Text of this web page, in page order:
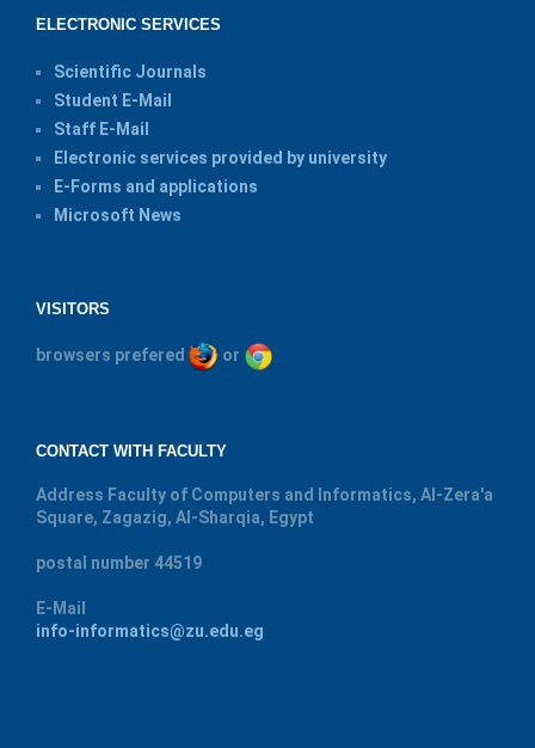
ELECTRONIC SERVICES
Scientific Journals
Student E-Mail
Staff E-Mail
Electronic services provided by university
E-Forms and applications
Microsoft News
VISITORS
browsers prefered or
CONTACT WITH FACULTY
Address Faculty of Computers and Informatics, Al-Zera'a
Square, Zagazig, Al-Sharqia, Egypt
postal number 44519
E-Mail
info-informatics@zu.edu.eg